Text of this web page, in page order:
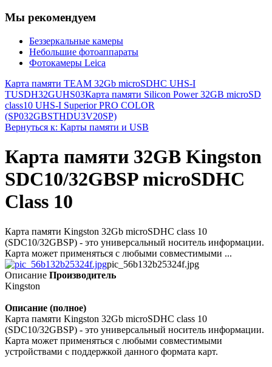
Мы рекомендуем
Беззеркальные камеры
Небольшие фотоаппараты
Фотокамеры Leica
Карта памяти TEAM 32Gb microSDHC UHS-I
TUSDH32GUHS03Карта памяти Silicon Power 32GB microSD
class10 UHS-I Superior PRO COLOR
(SP032GBSTHDU3V20SP)
Вернуться к: Карты памяти и USB
Карта памяти 32GB Kingston
SDC10/32GBSP microSDHC
Class 10
Карта памяти Kingston 32Gb microSDHC class 10
(SDC10/32GBSP) - это универсальный носитель информации.
Карта может применяться с любыми совместимыми ...
pic_56b132b25324f.jpg
Описание Производитель
Kingston
Описание (полное)
Карта памяти Kingston 32Gb microSDHC class 10
(SDC10/32GBSP) - это универсальный носитель информации.
Карта может применяться с любыми совместимыми
устройствами с поддержкой данного формата карт.